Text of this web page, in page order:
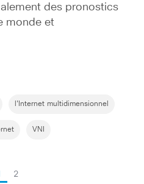
des pronostics
monde et
l'Internet multidimensionnel
VNI
2